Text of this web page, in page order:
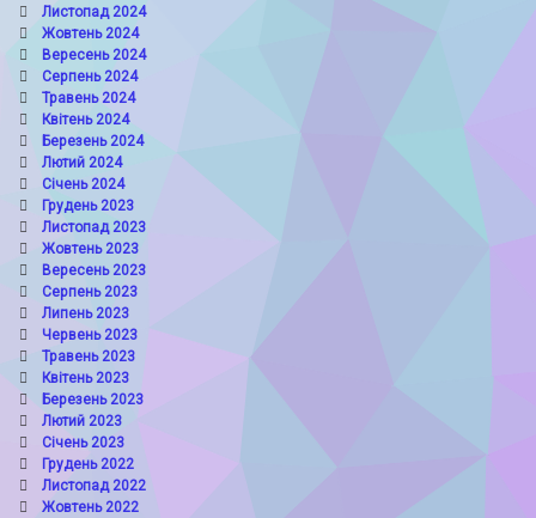
Листопад 2024
Жовтень 2024
Вересень 2024
Серпень 2024
Травень 2024
Квітень 2024
Березень 2024
Лютий 2024
Січень 2024
Грудень 2023
Листопад 2023
Жовтень 2023
Вересень 2023
Серпень 2023
Липень 2023
Червень 2023
Травень 2023
Квітень 2023
Березень 2023
Лютий 2023
Січень 2023
Грудень 2022
Листопад 2022
Жовтень 2022